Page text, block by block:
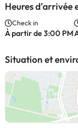
Heures d'arrivée
Check in
À partir de 3:00 PM
Situation et